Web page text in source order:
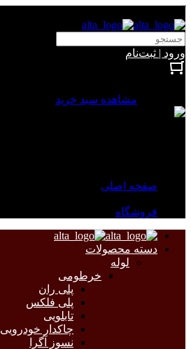
ورود | ثبت‌نام
مشاهده سبد خرید
صفحه اصلی
فروشگاه
دسته محصولات
لوله
خرطومی
پلی ران
پلی فلکس
تابلویی
چاکدار خودرویی
نسوز آگرا